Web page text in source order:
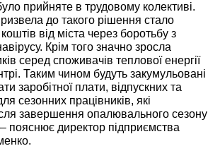
прийняте в трудовому колективі.
до такого рішення стало
від міста через боротьбу з
Крім того значно зросла
серед споживачів теплової енергії
Таким чином будуть закумульовані
заробітної плати, відпускних та
сезонних працівників, які
завершення опалювального сезону
пояснює директор підприємства